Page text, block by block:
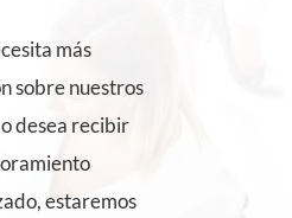
más
sobre nuestros
desea recibir
estaremos